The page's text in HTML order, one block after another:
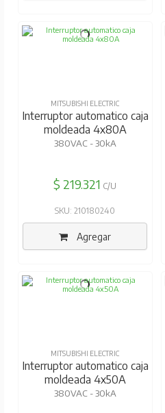
MITSUBISHI ELECTRIC
Interruptor automatico caja
moldeada 4x80A
380VAC - 30kA
$ 219.321 C/U
SKU: 210180240
Agregar
MITSUBISHI ELECTRIC
Interruptor automatico caja
moldeada 4x50A
380VAC - 30kA